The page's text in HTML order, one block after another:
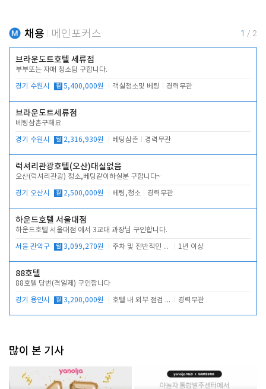
채용 메인포커스 1 / 2
브라운도트호텔 세류점
부부또는 자매 청소팀 구합니다.
경기 수원시 월 5,400,000원 객실청소및 베팅 경력무관
브라운도트세류점
베팅삼촌구해요
경기 수원시 월 2,316,930원 베팅삼촌 경력무관
럭셔리관광호텔(오산)대실없음
오산(럭셔리관광) 청소,베팅같이하실분 구합니다~
경기 오산시 월 2,500,000원 베팅,청소 경력무관
하운드호텔 서울대점
하운드호텔 서울대점 에서 3교대 과장님 구인합니다.
서울 관악구 월 3,099,270원 주차 및 전반적인 당번업무 1년 이상
88호텔
88호텔 당번(격일제) 구인합니다
경기 용인시 월 3,200,000원 호텔 내 외부 점검 및 프런트 운영 경력무관
많이 본 기사